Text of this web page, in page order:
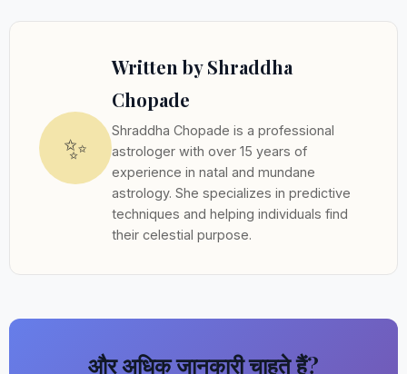
✨
Written by Shraddha
Chopade
Shraddha Chopade is a professional
astrologer with over 15 years of
experience in natal and mundane
astrology. She specializes in predictive
techniques and helping individuals find
their celestial purpose.
और अधिक जानकारी चाहते हैं?